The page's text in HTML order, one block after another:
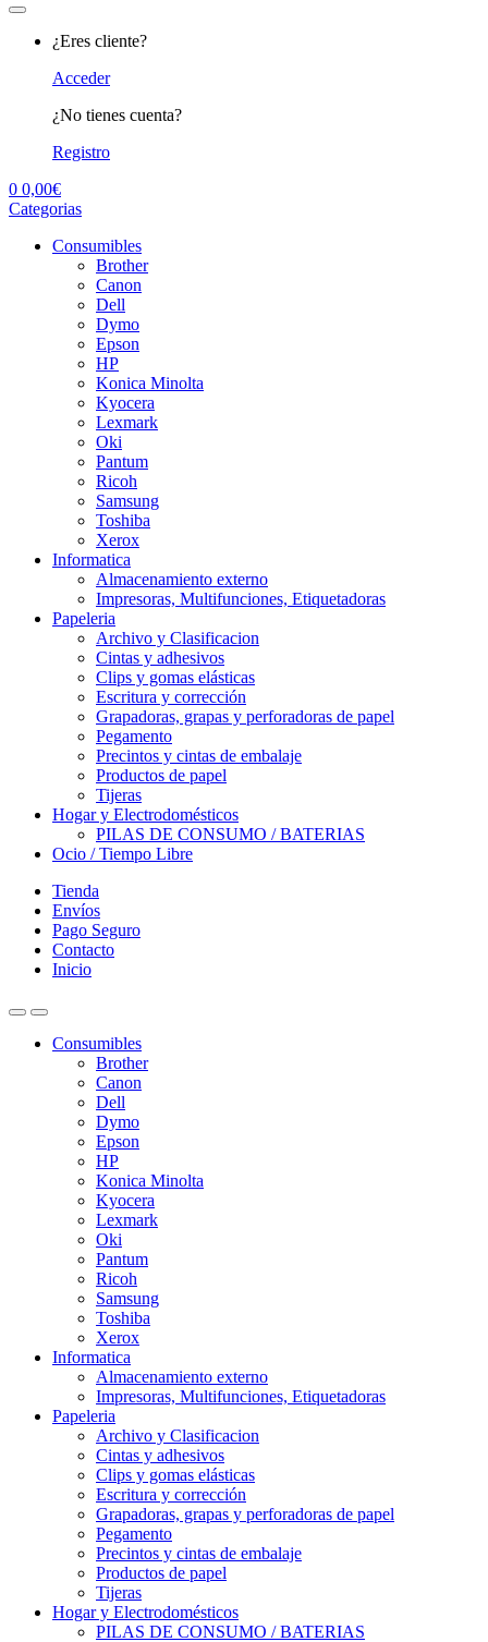
¿Eres cliente?
Acceder
¿No tienes cuenta?
Registro
0 0,00€
Categorias
Consumibles
Brother
Canon
Dell
Dymo
Epson
HP
Konica Minolta
Kyocera
Lexmark
Oki
Pantum
Ricoh
Samsung
Toshiba
Xerox
Informatica
Almacenamiento externo
Impresoras, Multifunciones, Etiquetadoras
Papeleria
Archivo y Clasificacion
Cintas y adhesivos
Clips y gomas elásticas
Escritura y corrección
Grapadoras, grapas y perforadoras de papel
Pegamento
Precintos y cintas de embalaje
Productos de papel
Tijeras
Hogar y Electrodomésticos
PILAS DE CONSUMO / BATERIAS
Ocio / Tiempo Libre
Tienda
Envíos
Pago Seguro
Contacto
Inicio
Consumibles
Brother
Canon
Dell
Dymo
Epson
HP
Konica Minolta
Kyocera
Lexmark
Oki
Pantum
Ricoh
Samsung
Toshiba
Xerox
Informatica
Almacenamiento externo
Impresoras, Multifunciones, Etiquetadoras
Papeleria
Archivo y Clasificacion
Cintas y adhesivos
Clips y gomas elásticas
Escritura y corrección
Grapadoras, grapas y perforadoras de papel
Pegamento
Precintos y cintas de embalaje
Productos de papel
Tijeras
Hogar y Electrodomésticos
PILAS DE CONSUMO / BATERIAS